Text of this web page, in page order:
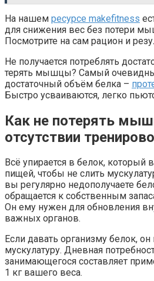
На нашем ресурсе makefitness
для снижения вес без потери
Посмотрите на сам рацион и
Не получается потреблять
терять мышцы? Самый
достаточный объём белка –
Быстро усваиваются, легко
Как не потерять
отсутствии
Всё упирается в белок,
пищей, чтобы не слить
вы регулярно недополучаете
обращается к собственным
Он ему нужен для обновления
важных органов.
Если давать организму белок, он
мускулатуру. Дневная
занимающегося составляет
1 кг вашего веса.